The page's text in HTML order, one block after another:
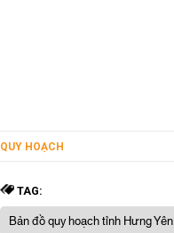
QUY HOẠCH
TAG:
Bản đồ quy hoạch tỉnh Hưng Yên